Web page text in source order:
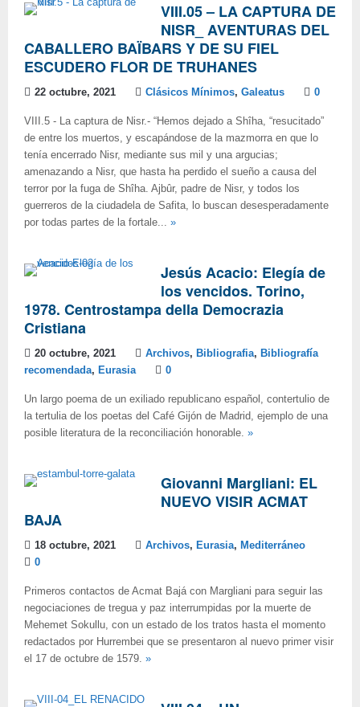
VIII.05 – LA CAPTURA DE
NISR_ AVENTURAS DEL
CABALLERO BAÏBARS Y DE SU FIEL
ESCUDERO FLOR DE TRUHANES
22 octubre, 2021 Clásicos Mínimos, Galeatus 0
VIII.5 - La captura de Nisr.- “Hemos dejado a Shîha, “resucitado”
de entre los muertos, y escapándose de la mazmorra en que lo
tenía encerrado Nisr, mediante sus mil y una argucias;
amenazando a Nisr, que hasta ha perdido el sueño a causa del
terror por la fuga de Shîha. Ajbûr, padre de Nisr, y todos los
guerreros de la ciudadela de Safita, lo buscan desesperadamente
por todas partes de la fortale... »
Jesús Acacio: Elegía de
los vencidos. Torino,
1978. Centrostampa della Democrazia
Cristiana
20 octubre, 2021 Archivos, Bibliografia, Bibliografía
recomendada, Eurasia 0
Un largo poema de un exiliado republicano español, contertulio de
la tertulia de los poetas del Café Gijón de Madrid, ejemplo de una
posible literatura de la reconciliación honorable. »
Giovanni Margliani: EL
NUEVO VISIR ACMAT
BAJA
18 octubre, 2021 Archivos, Eurasia, Mediterráneo
0
Primeros contactos de Acmat Bajá con Margliani para seguir las
negociaciones de tregua y paz interrumpidas por la muerte de
Mehemet Sokullu, con un estado de los tratos hasta el momento
redactados por Hurrembei que se presentaron al nuevo primer visir
el 17 de octubre de 1579. »